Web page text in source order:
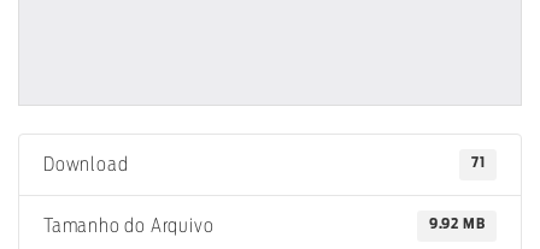
Download 71
Tamanho do Arquivo 9.92 MB